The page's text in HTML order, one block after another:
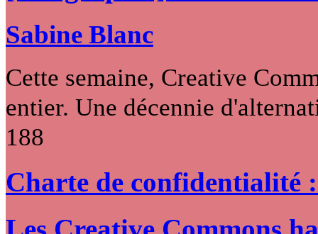
Sabine Blanc
Cette semaine, Creative
entier. Une décennie
188
Charte de confidentialité